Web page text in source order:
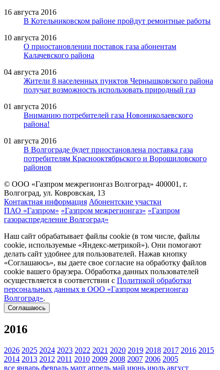
16 августа 2016
В Котельниковском районе пройдут ремонтные работы
10 августа 2016
О приостановлении поставок газа абонентам
Калачевского района
04 августа 2016
Жители 8 населенных пунктов Чернышковского района
получат возможность использовать природный газ
01 августа 2016
Вниманию потребителей газа Новониколаевского
района!
01 августа 2016
В Волгограде будет приостановлена поставка газа
потребителям Краснооктябрьского и Ворошиловского
районов
© ООО «Газпром межрегионгаз Волгоград» 400001, г.
Волгоград, ул. Ковровская, 13
Контактная информация Абонентские участки
ПАО «Газпром» «Газпром межрегионгаз» «Газпром
газораспределение Волгоград»
Наш сайт обрабатывает файлы cookie (в том числе, файлы
cookie, используемые «Яндекс-метрикой»). Они помогают
делать сайт удобнее для пользователей. Нажав кнопку
«Соглашаюсь», вы даете свое согласие на обработку файлов
cookie вашего браузера. Обработка данных пользователей
осуществляется в соответствии с Политикой обработки
персональных данных в ООО «Газпром межрегионгаз
Волгоград».
Соглашаюсь
2016
2026 2025 2024 2023 2022 2021 2020 2019 2018 2017 2016 2015
2014 2013 2012 2011 2010 2009 2008 2007 2006 2005
все январь февраль март апрель май июнь июль август